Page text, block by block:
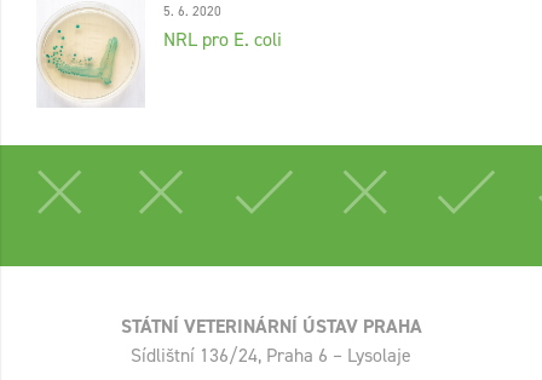
5. 6. 2020
NRL pro E. coli
STÁTNÍ VETERINÁRNÍ ÚSTAV PRAHA
Sídlištní 136/24, Praha 6 – Lysolaje